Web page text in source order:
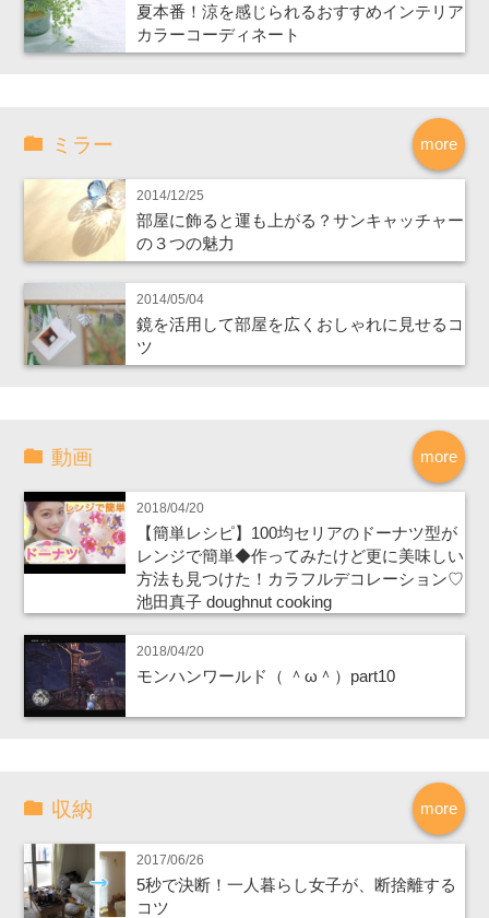
夏本番！涼を感じられるおすすめインテリア
カラーコーディネート
more
ミラー
2014/12/25
部屋に飾ると運も上がる？サンキャッチャー
の３つの魅力
2014/05/04
鏡を活用して部屋を広くおしゃれに見せるコ
ツ
more
動画
2018/04/20
【簡単レシピ】100均セリアのドーナツ型が
レンジで簡単◆作ってみたけど更に美味しい
方法も見つけた！カラフルデコレーション♡
池田真子 doughnut cooking
2018/04/20
モンハンワールド（ ＾ω＾）part10
more
収納
2017/06/26
5秒で決断！一人暮らし女子が、断捨離する
コツ